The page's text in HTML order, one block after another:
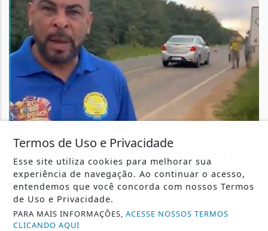
SINTRACOM-BA DESTACA!
SINTRACOM-BA cobra transporte para os
trabalhadores do Consórcio Mais Saúde, em...
O presidente do SINTRACOM-BA Carlos Silva
denunciou as condições dos trabalhadores...
+COLUNISTAS- 28 DE JULHO
Termos de Uso e Privacidade
Esse site utiliza cookies para melhorar sua
experiência de navegação. Ao continuar o acesso,
entendemos que você concorda com nossos Termos
de Uso e Privacidade.
PARA MAIS INFORMAÇÕES,ACESSE NOSSOS TERMOS
CLICANDO AQUI